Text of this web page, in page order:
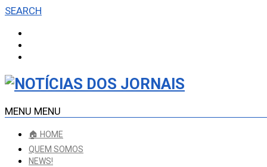
SEARCH
MENU MENU
🏠 HOME
QUEM SOMOS
NEWS!